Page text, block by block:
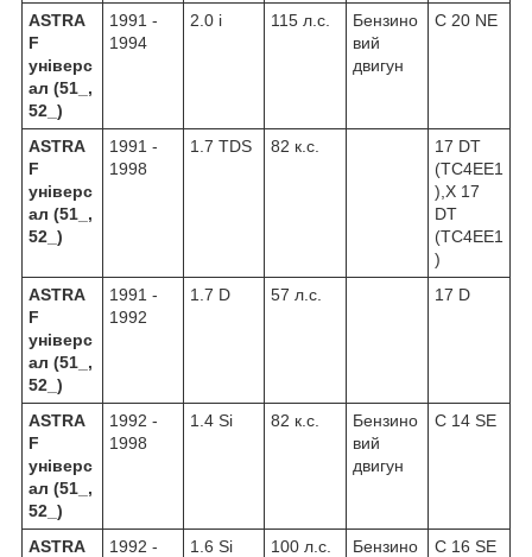
ASTRA
F
універс
ал (51_,
52_)
1991 -
1994
2.0 i 115 л.с.
Бензино
вий
двигун
C 20 NE
ASTRA
F
універс
ал (51_,
52_)
1991 -
1998
1.7 TDS 82 к.с.
17 DT
(TC4EE1
),X 17
DT
(TC4EE1
)
ASTRA
F
універс
ал (51_,
52_)
1991 -
1992
1.7 D 57 л.с. 17 D
ASTRA
F
універс
ал (51_,
52_)
1992 -
1998
1.4 Si 82 к.с.
Бензино
вий
двигун
C 14 SE
ASTRA
1992 -
1.6 Si 100 л.с.
Бензино
C 16 SE